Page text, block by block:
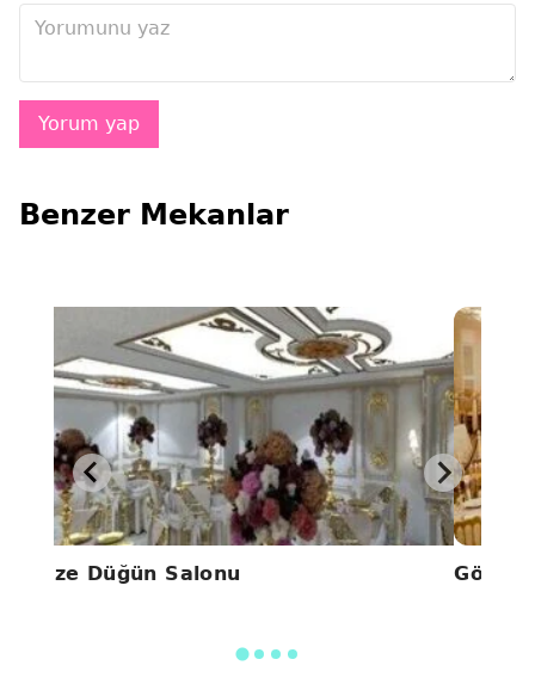
Benzer Mekanlar
Alize Düğün Salonu Gönül